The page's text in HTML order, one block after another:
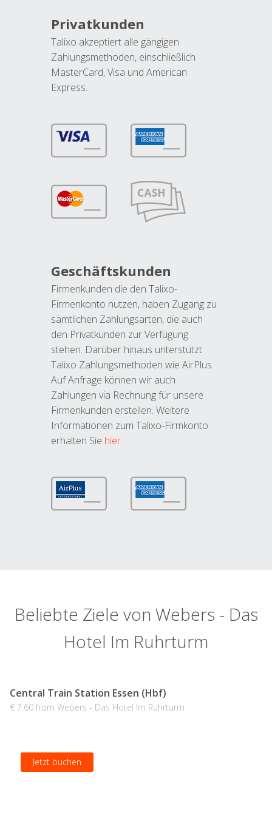
Privatkunden
Talixo akzeptiert alle gängigen
Zahlungsmethoden, einschließlich
MasterCard, Visa und American
Express.
Geschäftskunden
Firmenkunden die den Talixo-
Firmenkonto nutzen, haben Zugang zu
sämtlichen Zahlungsarten, die auch
den Privatkunden zur Verfügung
stehen. Darüber hinaus unterstützt
Talixo Zahlungsmethoden wie AirPlus.
Auf Anfrage können wir auch
Zahlungen via Rechnung für unsere
Firmenkunden erstellen. Weitere
Informationen zum Talixo-Firmkonto
erhalten Sie hier.
Beliebte Ziele von Webers - Das
Hotel Im Ruhrturm
Central Train Station Essen (Hbf)
€ 7.60 from Webers - Das Hotel Im Ruhrturm
Jetzt buchen